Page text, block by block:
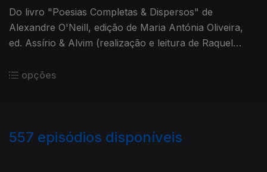
Do livro "Poesias Completas & Dispersos" de
Alexandre O'Neill, edição de Maria Antónia Oliveira,
ed. Assírio & Alvim (realização e leitura de Raquel
opções
557 episódios disponíveis